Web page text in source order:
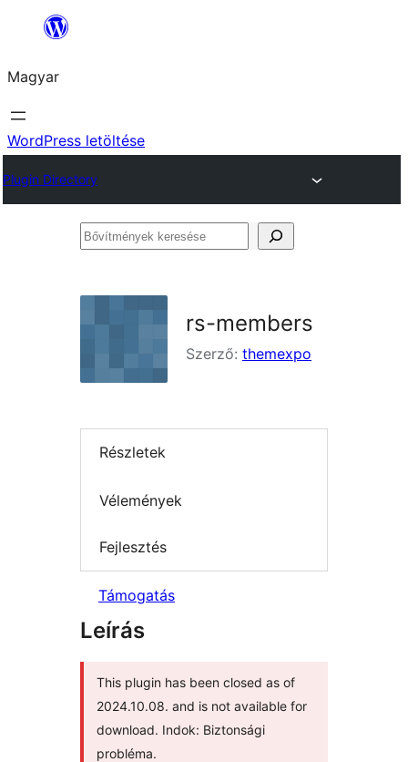
Ugrás
tartalomhoz
Magyar
WordPress letöltése
Plugin Directory
Bővítmények
rs-members
Szerző: themexpo
Részletek
Vélemények
Fejlesztés
Támogatás
Leírás
This plugin has been closed as of
2024.10.08. and is not available for
download. Indok: Biztonsági
probléma.